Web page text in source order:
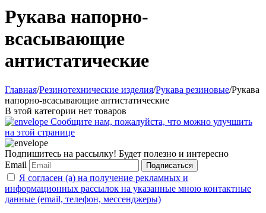
Рукава напорно-
всасывающие
антистатические
Главная/Резинотехнические изделия/Рукава резиновые/Рукава
напорно-всасывающие антистатические
В этой категории нет товаров
Сообщите нам, пожалуйста, что можно улучшить
на этой странице
Подпишитесь на рассылку! Будет полезно и интересно
Email
Подписаться
Я согласен (а) на получение рекламных и
информационных рассылок на указанные мною контактные
данные (email, телефон, мессенджеры)